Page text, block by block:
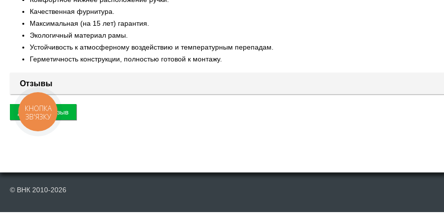
Качественная фурнитура.
Максимальная (на 15 лет) гарантия.
Экологичный материал рамы.
Устойчивость к атмосферному воздействию и температурным перепадам.
Герметичность конструкции, полностью готовой к монтажу.
Отзывы
Добавить отзыв
© ВНК 2010-2026
КНОПКА
ЗВ'ЯЗКУ